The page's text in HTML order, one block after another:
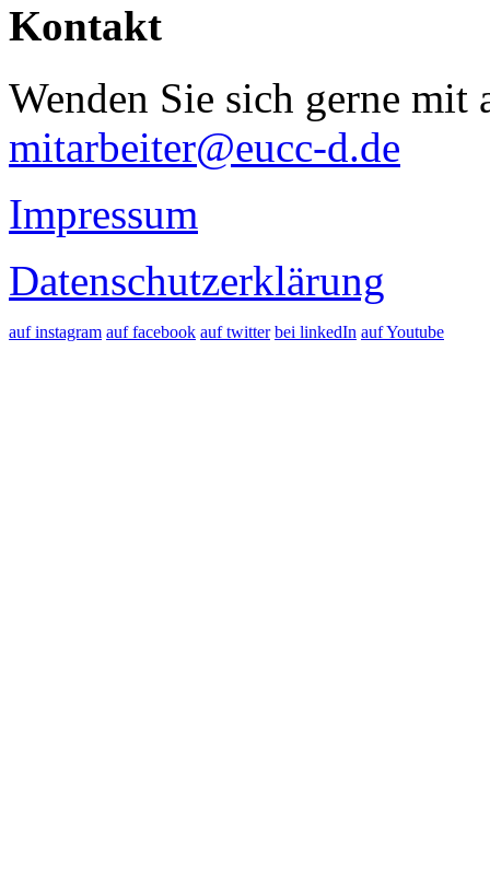
Kontakt
Wenden Sie sich gerne mit
mitarbeiter@eucc-d.de
Impressum
Datenschutzerklärung
auf instagram auf facebook auf twitter bei linkedIn auf Youtube